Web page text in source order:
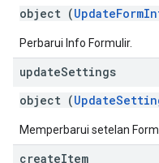
object (
Perbarui Info Formulir.
updateSettings
object (
Memperbarui setelan
createItem